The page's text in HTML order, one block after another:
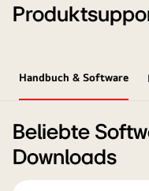
Handbuch & Software
Beliebte
Downloads